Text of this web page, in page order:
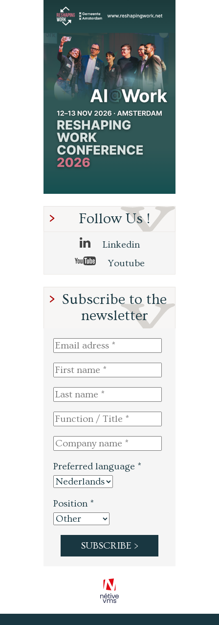
Follow Us !
Linkedin
Youtube
Subscribe to the
newsletter
Preferred language *
Position *